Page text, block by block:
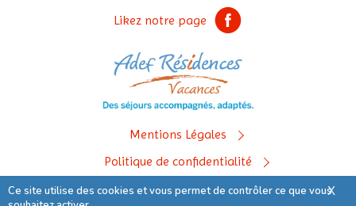
Likez notre page
Mentions Légales
Politique de confidentialité
© 2019 Adef Résidences Vacances X
Ce site utilise des cookies et vous permet de contrôler ce que vous